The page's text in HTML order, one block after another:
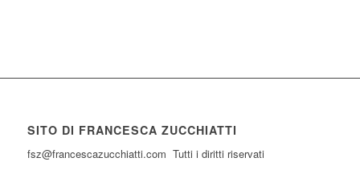
SITO DI FRANCESCA ZUCCHIATTI
fsz@francescazucchiatti.com Tutti i diritti riservati